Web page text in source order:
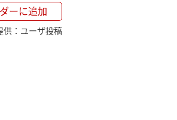
ーに追加
供 ： ユーザ投稿